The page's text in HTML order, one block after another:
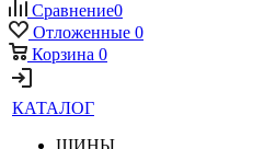
Сравнение0
Отложенные 0
Корзина 0
КАТАЛОГ
ШИНЫ